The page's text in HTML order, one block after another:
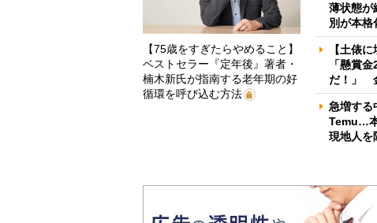
【75歳をすぎたらやめること】
ベストセラー『定年後』著者・
楠木新氏が指南する老年期の好
循環を呼び込む方法
薄状態
別が本格
【土俵
「懸賞
だ！」
急増する
Temu…
現地人を